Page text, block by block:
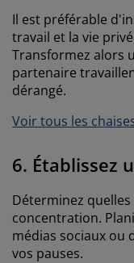
Il est préférable
travail et la vie
Transformez alors
partenaire
dérangé.
Voir tous les
6. Établissez
Déterminez
concentration.
médias sociaux ou
vos pauses.